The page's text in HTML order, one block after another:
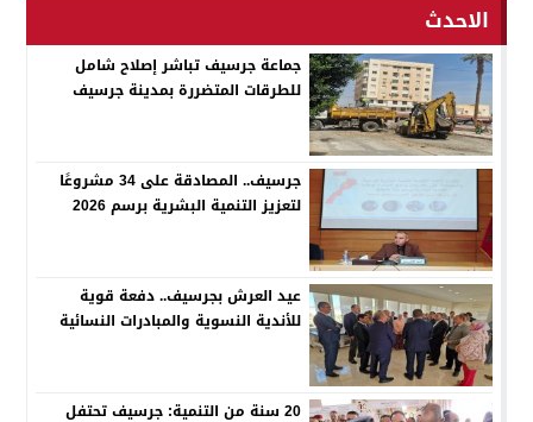
الاحدث
جماعة جرسيف تباشر إصلاح شامل
للطرقات المتضررة بمدينة جرسيف
جرسيف.. المصادقة على 34 مشروعًا
لتعزيز التنمية البشرية برسم 2026
عيد العرش بجرسيف.. دفعة قوية
للأندية النسوية والمبادرات النسائية
20 سنة من التنمية: جرسيف تحتفل